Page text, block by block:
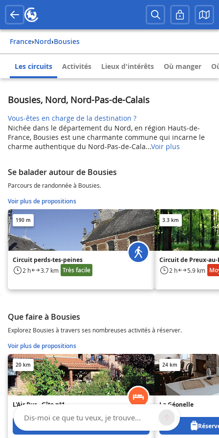
France› Nord› Bousies
Les circuits Activités Lieux d'intérêts Où manger
Bousies, Nord, Nord-Pas-de-Calais
Vous-êtes en charge de la destination ?
Nichée dans le département du Nord, en région Hauts-de-
France, Bousies est une charmante commune qui incarne le
charme authentique du Nord-Pas-de-Cala...Voir plus
Se balader autour de Bousies
Parcours de randonnée à Bousies.
Voir plus de propositions
190 m
Circuit perds-tes-peines
2 h 3.7 km Très facile
3.3 km
Circuit de Preux-
2 h 5.9 km
Que faire à Bousies
Explorez Bousies à travers ses nombreuses activités à réserver.
Voir plus de propositions
20 km
L'Air Pur - Gîte n°1
24 km
La Géonelle
Dis-moi ce que tu veux, je trouve...